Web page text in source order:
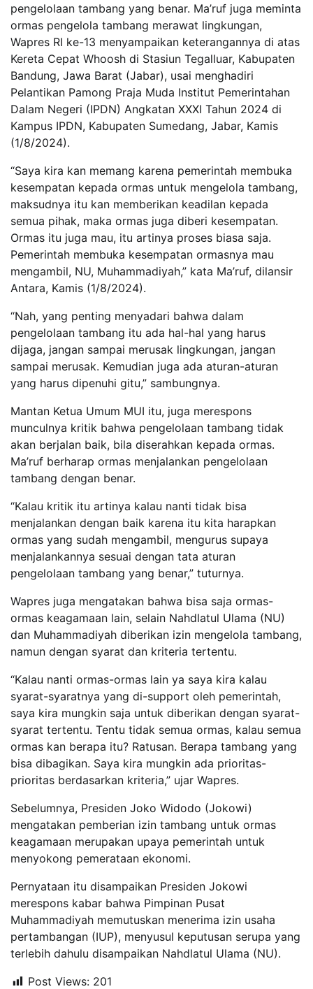
pengelolaan tambang yang benar. Ma’ruf juga meminta
ormas pengelola tambang merawat lingkungan,
Wapres RI ke-13 menyampaikan keterangannya di atas
Kereta Cepat Whoosh di Stasiun Tegalluar, Kabupaten
Bandung, Jawa Barat (Jabar), usai menghadiri
Pelantikan Pamong Praja Muda Institut Pemerintahan
Dalam Negeri (IPDN) Angkatan XXXI Tahun 2024 di
Kampus IPDN, Kabupaten Sumedang, Jabar, Kamis
(1/8/2024).
“Saya kira kan memang karena pemerintah membuka
kesempatan kepada ormas untuk mengelola tambang,
maksudnya itu kan memberikan keadilan kepada
semua pihak, maka ormas juga diberi kesempatan.
Ormas itu juga mau, itu artinya proses biasa saja.
Pemerintah membuka kesempatan ormasnya mau
mengambil, NU, Muhammadiyah,” kata Ma’ruf, dilansir
Antara, Kamis (1/8/2024).
“Nah, yang penting menyadari bahwa dalam
pengelolaan tambang itu ada hal-hal yang harus
dijaga, jangan sampai merusak lingkungan, jangan
sampai merusak. Kemudian juga ada aturan-aturan
yang harus dipenuhi gitu,” sambungnya.
Mantan Ketua Umum MUI itu, juga merespons
munculnya kritik bahwa pengelolaan tambang tidak
akan berjalan baik, bila diserahkan kepada ormas.
Ma’ruf berharap ormas menjalankan pengelolaan
tambang dengan benar.
“Kalau kritik itu artinya kalau nanti tidak bisa
menjalankan dengan baik karena itu kita harapkan
ormas yang sudah mengambil, mengurus supaya
menjalankannya sesuai dengan tata aturan
pengelolaan tambang yang benar,” tuturnya.
Wapres juga mengatakan bahwa bisa saja ormas-
ormas keagamaan lain, selain Nahdlatul Ulama (NU)
dan Muhammadiyah diberikan izin mengelola tambang,
namun dengan syarat dan kriteria tertentu.
“Kalau nanti ormas-ormas lain ya saya kira kalau
syarat-syaratnya yang di-support oleh pemerintah,
saya kira mungkin saja untuk diberikan dengan syarat-
syarat tertentu. Tentu tidak semua ormas, kalau semua
ormas kan berapa itu? Ratusan. Berapa tambang yang
bisa dibagikan. Saya kira mungkin ada prioritas-
prioritas berdasarkan kriteria,” ujar Wapres.
Sebelumnya, Presiden Joko Widodo (Jokowi)
mengatakan pemberian izin tambang untuk ormas
keagamaan merupakan upaya pemerintah untuk
menyokong pemerataan ekonomi.
Pernyataan itu disampaikan Presiden Jokowi
merespons kabar bahwa Pimpinan Pusat
Muhammadiyah memutuskan menerima izin usaha
pertambangan (IUP), menyusul keputusan serupa yang
terlebih dahulu disampaikan Nahdlatul Ulama (NU).
Post Views: 201